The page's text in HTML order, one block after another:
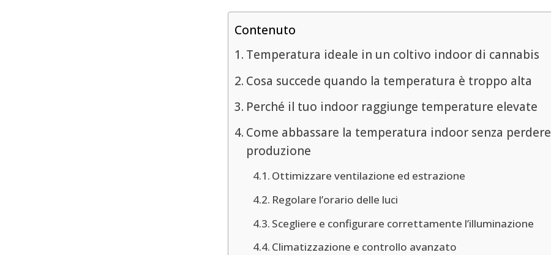
Contenuto
Temperatura ideale in un coltivo indoor di cannabis
Cosa succede quando la temperatura è troppo alta
Perché il tuo indoor raggiunge temperature elevate
Come abbassare la temperatura indoor senza perdere
produzione
Ottimizzare ventilazione ed estrazione
Regolare l’orario delle luci
Scegliere e configurare correttamente l’illuminazione
Climatizzazione e controllo avanzato